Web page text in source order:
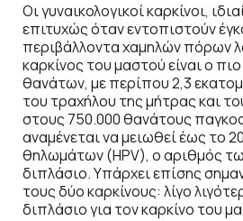
Oι γυναικολογικοί καρκίνοι,
επιτυχώς όταν εντοπιστούν
περιβάλλοντα χαμηλών πόρων
καρκίνος του μαστού είναι ο
θανάτων, με περίπου 2,3
του τραχήλου της μήτρας και
στους 750.000 θανάτους
αναμένεται να μειωθεί έως το
θηλωμάτων (HPV), ο αριθμός
διπλάσιο. Υπάρχει επίσης
τους δύο καρκίνους: λίγο
διπλάσιο για τον καρκίνο του